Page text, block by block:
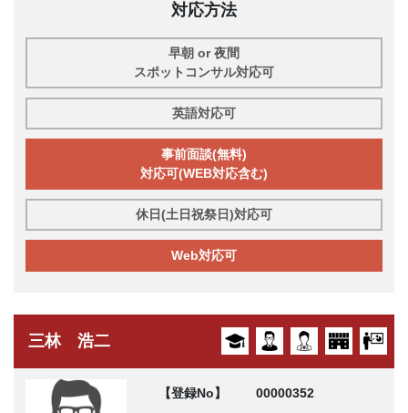
対応方法
早朝 or 夜間
スポットコンサル対応可
英語対応可
事前面談(無料)
対応可(WEB対応含む)
休日(土日祝祭日)対応可
Web対応可
三林 浩二
【登録No】
00000352